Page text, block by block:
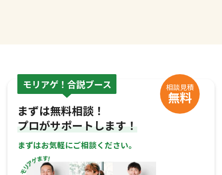
モリアゲ！合説ブース 相談見積
無料
まずは無料相談！
プロがサポートします！
まずはお気軽にご相談ください。